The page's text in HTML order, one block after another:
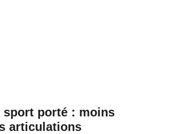
sport porté : moins
articulations